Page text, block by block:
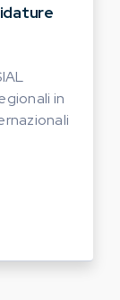
in
PORTANO